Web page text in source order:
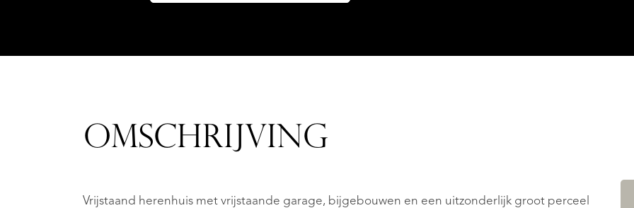
OMSCHRIJVING
Vrijstaand herenhuis met vrijstaande garage, bijgebouwen en een uitzonderlijk groot perceel